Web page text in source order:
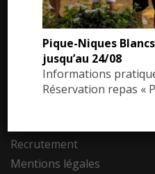
Dossier de presse
Communiqués de presse
Photothèque
Recrutement
Mentions légales
Pique-Niques
jusqu’au 24/08
Informations
Réservation repas «